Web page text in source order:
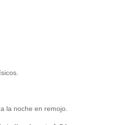
la noche en remojo.